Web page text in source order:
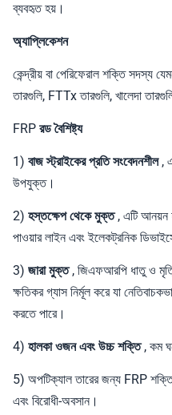
ব্যবহৃত হয়।
অ্যাপ্লিকেশন
কেন্দ্রীয় বা পেরিফেরাল শক্তি সদস্য
তারগুলি, FTTx তারগুলি, খালেদা
FRP রড বৈশিষ্ট্য
1) বাজ স্ট্রাইকের প্রতি সংবেদনশীল,
উপযুক্ত।
2) হস্তক্ষেপ থেকে মুক্ত, এটি আনয়ন
পাওয়ার লাইন এবং ইলেকট্রনিক
3) জারা মুক্ত, জিএফআরপি ধাতু ও
ক্ষতিকর গ্যাস নির্মূল করে যা
করতে পারে।
4) হালকা ওজন এবং উচ্চ শক্তি, কম
5) অপটিক্যাল তারের জন্য FRP শক্তি
এবং বিরোধী-অবসান।